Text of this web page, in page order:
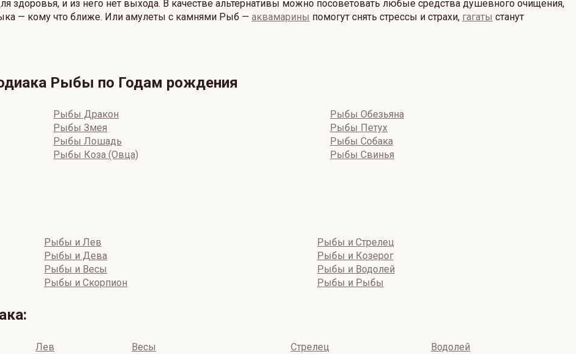
здоровья, и из него нет выхода. В качестве альтернативы можно посоветовать любые средства душевного очищения,
— кому что ближе. Или амулеты с камнями Рыб — аквамарины помогут снять стрессы и страхи, гагаты станут
Рыбы по Годам рождения
Рыбы Дракон
Рыбы Змея
Рыбы Лошадь
Рыбы Коза (Овца)
Рыбы Обезьяна
Рыбы Петух
Рыбы Собака
Рыбы Свинья
Рыбы и Лев
Рыбы и Дева
Рыбы и Весы
Рыбы и Скорпион
Рыбы и Стрелец
Рыбы и Козерог
Рыбы и Водолей
Рыбы и Рыбы
Лев
Весы
Стрелец
Водолей